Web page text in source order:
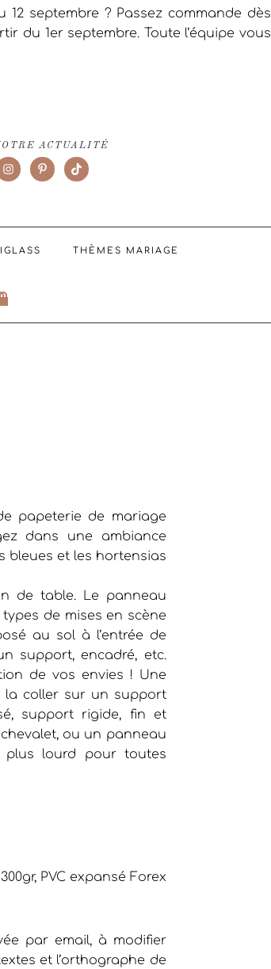
septembre ? Passez commande dès
du 1er septembre. Toute l’équipe vous
ACTUALITÉ
THÈMES MARIAGE
papeterie de mariage
dans une ambiance
bleues et les hortensias
de table. Le panneau
de mises en scène
au sol à l’entrée de
support, encadré, etc.
de vos envies ! Une
la coller sur un support
support rigide, fin et
ou un panneau
plus lourd pour toutes
PVC expansé Forex
par email, à modifier
et l’orthographe de